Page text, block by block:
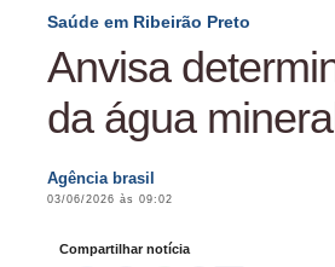
Saúde em Ribeirão Preto
Anvisa
da água
Agência brasil
03/06/2026 às 09:02
Compartilhar notícia